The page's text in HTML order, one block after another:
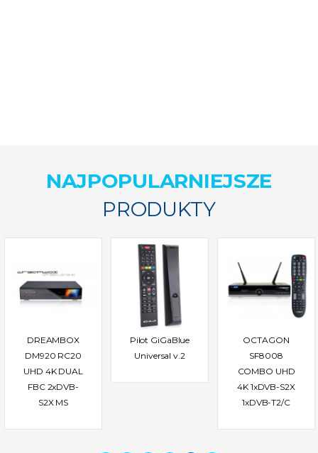
NAJPOPULARNIEJSZE
PRODUKTY
DREAMBOX
DM920 RC20
UHD 4K DUAL
FBC 2xDVB-
S2X MS
Pilot GiGaBlue
Universal v.2
OCTAGON
SF8008
COMBO UHD
4K 1xDVB-S2X
1xDVB-T2/C